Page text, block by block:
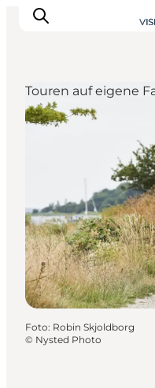
Reiseplanung
Inspiration
Touren auf eigene
Foto: Robin Skjoldborg
© Nysted Photo